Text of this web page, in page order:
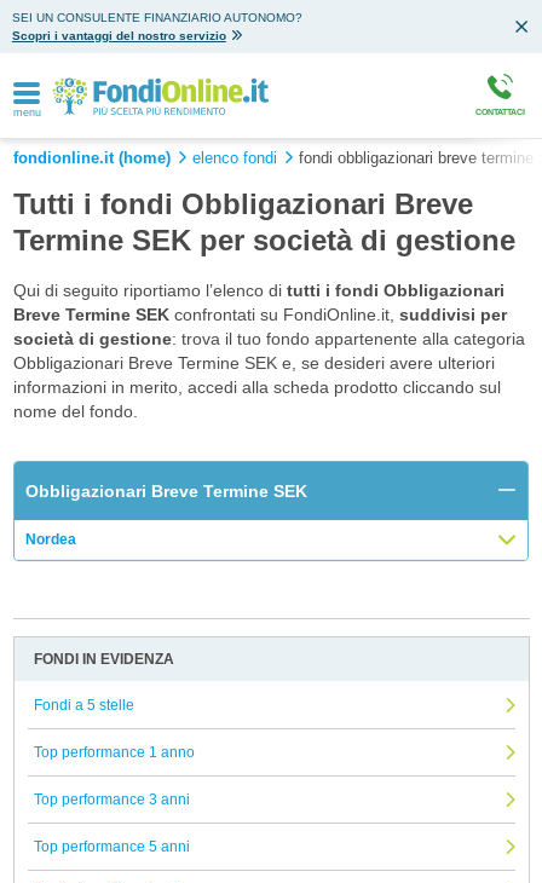
SEI UN CONSULENTE FINANZIARIO AUTONOMO?
Scopri i vantaggi del nostro servizio
menu CONTATTACI
fondionline.it (home) elenco fondi fondi obbligazionari breve termine
Tutti i fondi Obbligazionari Breve
Termine SEK per società di gestione
Qui di seguito riportiamo l’elenco di tutti i fondi Obbligazionari
Breve Termine SEKconfrontati su FondiOnline.it, suddivisi per
società di gestione: trova il tuo fondo appartenente alla categoria
Obbligazionari Breve Termine SEK e, se desideri avere ulteriori
informazioni in merito, accedi alla scheda prodotto cliccando sul
nome del fondo.
Obbligazionari Breve Termine SEK
Nordea
FONDI IN EVIDENZA
Fondi a 5 stelle
Top performance 1 anno
Top performance 3 anni
Top performance 5 anni